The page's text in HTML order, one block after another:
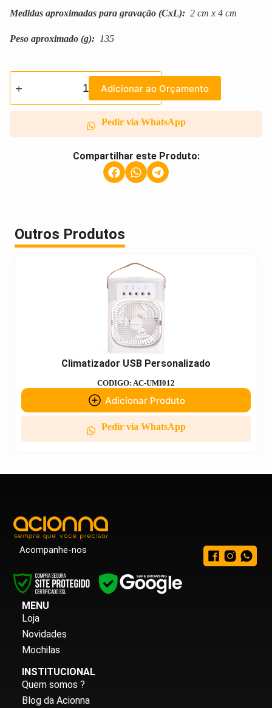
Medidas aproximadas para gravação (CxL): 2 cm x 4 cm
Peso aproximado (g): 135
Adicionar ao Orçamento
Pedir via WhatsApp
Compartilhar este Produto:
Outros Produtos
Climatizador USB Personalizado
CODIGO: AC-UMI012
Adicionar Produto
Pedir via WhatsApp
Acompanhe-nos
MENU
Loja
Novidades
Mochilas
INSTITUCIONAL
Quem somos ?
Blog da Acionna